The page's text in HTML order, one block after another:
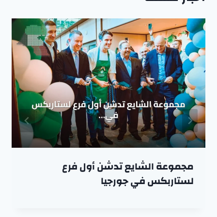
مجموعة الشايع تدشن أول فرع
لستاربكس في جورجيا